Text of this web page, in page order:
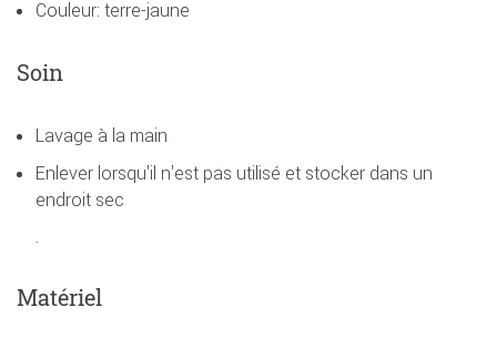
Couleur: terre-jaune
Soin
Lavage à la main
Enlever lorsqu'il n'est pas utilisé et stocker dans un
endroit sec
.
Matériel